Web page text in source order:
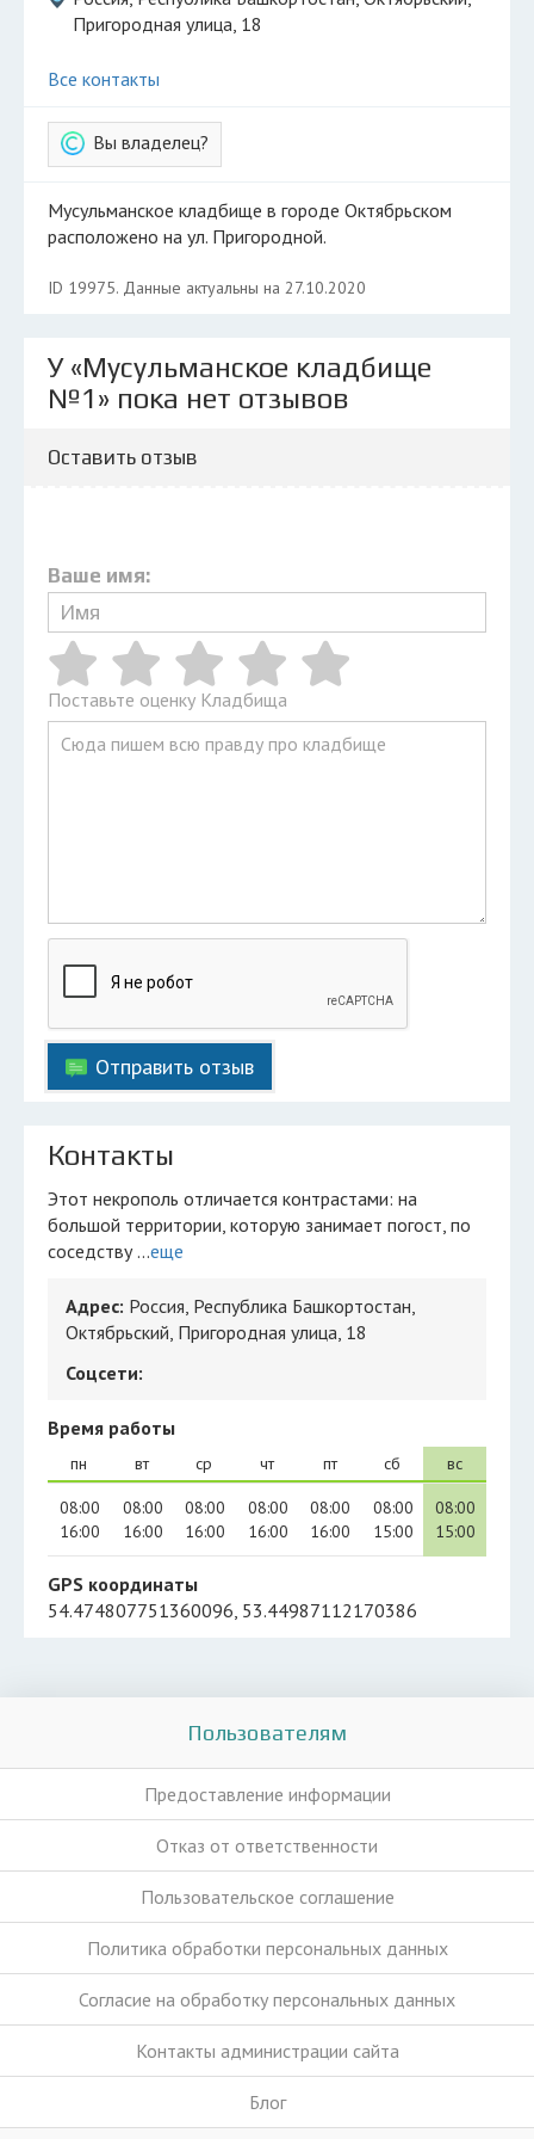
Пригородная улица, 18
Все контакты
Вы владелец?
Мусульманское кладбище в городе Октябрьском
расположено на ул. Пригородной.
ID 19975. Данные актуальны на 27.10.2020
У «Мусульманское кладбище
№1» пока нет отзывов
Оставить отзыв
Ваше имя:
Поставьте оценку Кладбища
Отправить отзыв
Контакты
Этот некрополь отличается контрастами: на
большой территории, которую занимает погост, по
соседству ...еще
Адрес: Россия, Республика Башкортостан,
Октябрьский, Пригородная улица, 18
Соцсети:
Время работы
пн
08:00
16:00
вт
08:00
16:00
ср
08:00
16:00
чт
08:00
16:00
пт
08:00
16:00
сб
08:00
15:00
вс
08:00
15:00
GPS координаты
54.474807751360096, 53.44987112170386
Пользователям
Предоставление информации
Отказ от ответственности
Пользовательское соглашение
Политика обработки персональных данных
Согласие на обработку персональных данных
Контакты администрации сайта
Блог